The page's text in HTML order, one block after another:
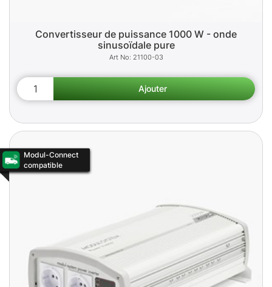
Convertisseur de puissance 1000 W - onde
sinusoïdale pure
21100-03
Modul-Connect
compatible